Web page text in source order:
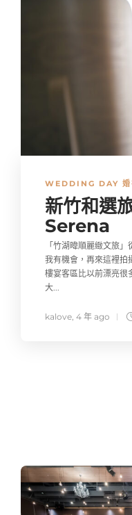
WEDDING DAY 婚
新竹和選
Serena
「竹湖暐順麗緻文旅
我有機會，再來這裡拍
樓宴客區比以前漂亮
大...
kalove 4 年 ago